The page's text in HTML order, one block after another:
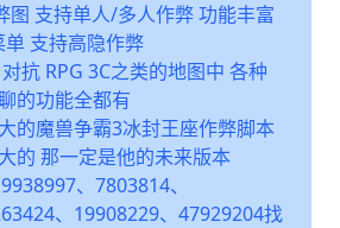
图 支持单人/多人作弊 功能丰富
支持高隐作弊
抗 RPG 3C之类的地图中 各种
的功能全都有
的魔兽争霸3冰封王座作弊脚本
的 那一定是他的未来版本
、7803814、
、19908229、47929204找